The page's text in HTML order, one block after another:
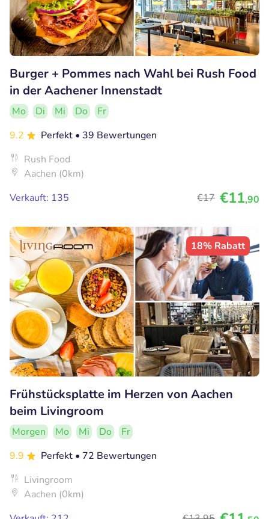
Burger + Pommes nach Wahl bei Rush Food
in der Aachener Innenstadt
Mo Di Mi Do
Fr
9.2
Perfekt • 39 Bewertungen
Rush Food
Aachen (0km)
Verkauft: 135
€17 €11,90
18% Rabatt
Frühstücksplatte im Herzen von Aachen
beim Livingroom
Morgen Mo Mi Do
Fr
9.9
Perfekt • 72 Bewertungen
Livingroom
Aachen (0km)